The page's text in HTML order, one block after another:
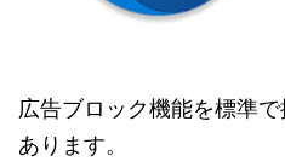
広告ブロック機能を標準
あります。